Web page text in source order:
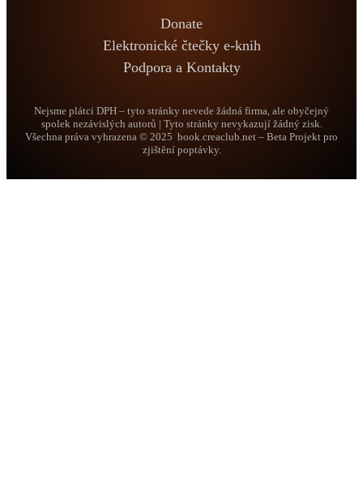
Donate
Elektronické čtečky e-knih
Podpora a Kontakty
Nejsme plátci DPH – tyto stránky nevede žádná firma, ale obyčejný
spolek nezávislých autorů | Tyto stránky nevykazují žádný zisk.
Všechna práva vyhrazena © 2025 book.creaclub.net – Beta Projekt pro
zjištění poptávky.